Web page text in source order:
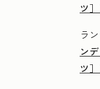
ツ
ラ
ン
ツ